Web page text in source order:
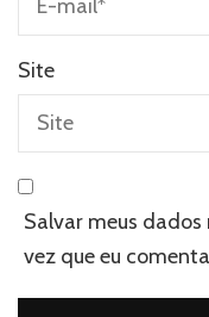
Site
Salvar meus
vez que eu